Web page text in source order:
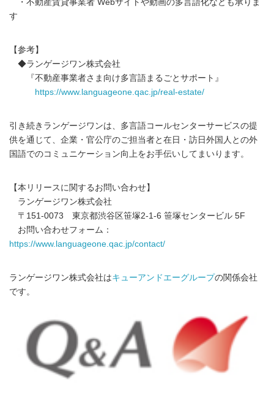
・不動産賃貸事業者 Webサイトや動画の多言語化なども承りま
す
【参考】
◆ランゲージワン株式会社
『不動産事業者さま向け多言語まるごとサポート』
https://www.languageone.qac.jp/real-estate/
引き続きランゲージワンは、多言語コールセンターサービスの提
供を通じて、企業・官公庁のご担当者と在日・訪日外国人との外
国語でのコミュニケーション向上をお手伝いしてまいります。
【本リリースに関するお問い合わせ】
ランゲージワン株式会社
〒151-0073 東京都渋谷区笹塚2-1-6 笹塚センタービル 5F
お問い合わせフォーム：
https://www.languageone.qac.jp/contact/
ランゲージワン株式会社はキューアンドエーグループの関係会社
です。